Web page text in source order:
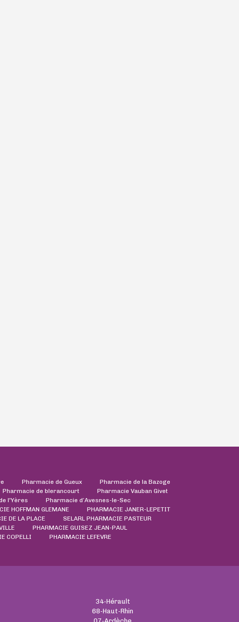
Pharmacie de Gueux
Pharmacie de la Bazoge
Pharmacie de blerancourt
Pharmacie Vauban Givet
l'Yères
Pharmacie d’Avesnes-le-Sec
HOFFMAN GLEMANE
PHARMACIE JANER-LEPETIT
DE LA PLACE
SELARL PHARMACIE PASTEUR
PHARMACIE GUISEZ JEAN-PAUL
COPELLI
PHARMACIE LEFEVRE
34-Hérault
68-Haut-Rhin